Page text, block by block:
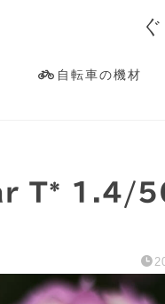
自転車の機材
T* 1.4/